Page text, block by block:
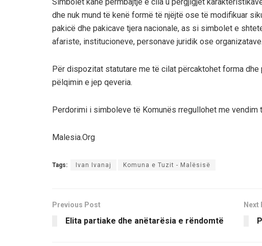
dhe nuk mund të kenë formë të njëjtë ose të modifikuar
pakicë dhe pakicave tjera nacionale, as si simbolet e
afariste, institucioneve, personave juridik ose organizatave.
Për dispozitat statutare me të cilat përcaktohet forma
pëlqimin e jep qeveria.
Perdorimi i simboleve të Komunës rregullohet me vendim
Malesia.Org
Tags: Ivan Ivanaj Komuna e Tuzit - Malësisë
Previous Post
Elita partiake dhe anëtarësia e rëndomtë
Next